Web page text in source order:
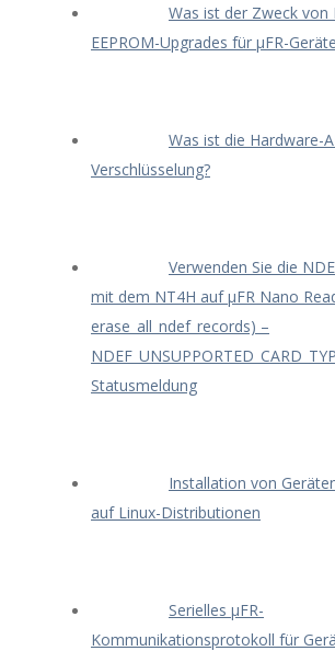
Was ist der Zweck von
EEPROM-Upgrades für μFR-
Was ist die Hardware-
Verschlüsselung?
Verwenden Sie die
mit dem NT4H auf μFR Nano
erase_all_ndef_records) –
Statusmeldung
Installation von
auf Linux-Distributionen
Serielles μFR-
Kommunikationsprotokoll für